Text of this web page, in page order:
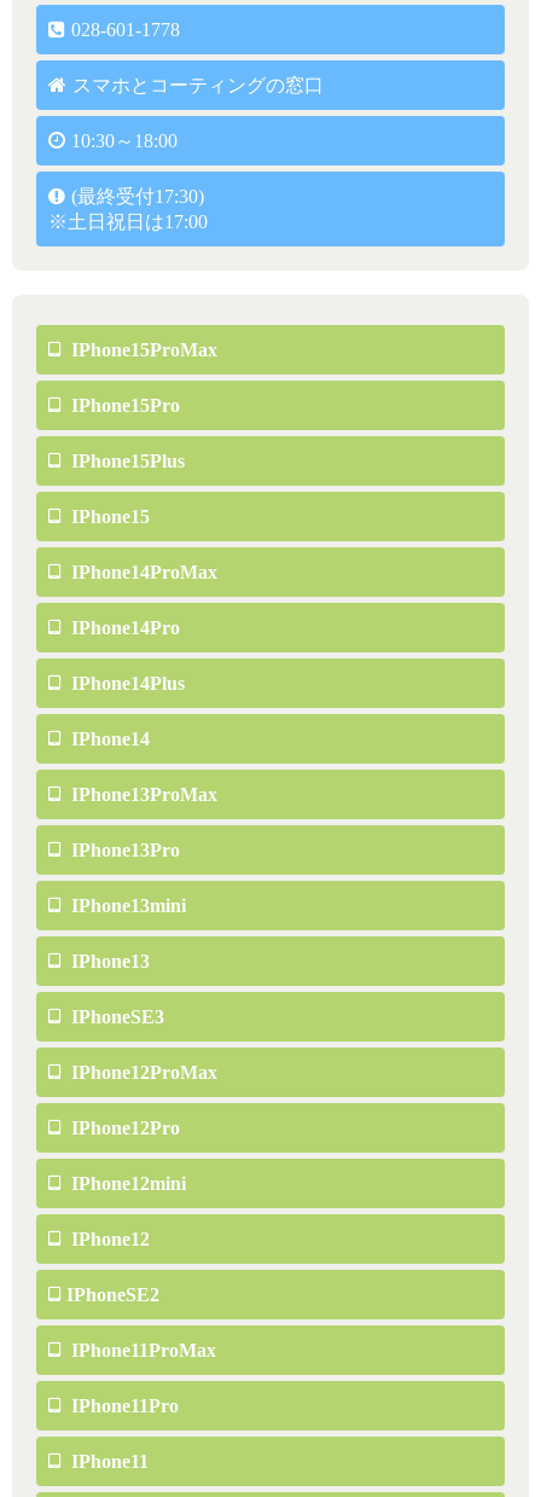
028-601-1778
スマホとコーティングの窓口
10:30～18:00
(最終受付17:30)
※土日祝日は17:00
IPhone15ProMax
IPhone15Pro
IPhone15Plus
IPhone15
IPhone14ProMax
IPhone14Pro
IPhone14Plus
IPhone14
IPhone13ProMax
IPhone13Pro
IPhone13mini
IPhone13
IPhoneSE3
IPhone12ProMax
IPhone12Pro
IPhone12mini
IPhone12
IPhoneSE2
IPhone11ProMax
IPhone11Pro
IPhone11